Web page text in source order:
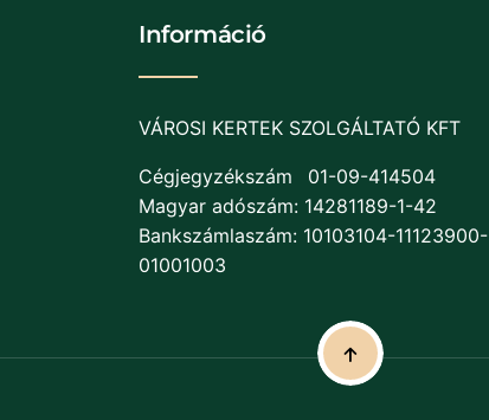
Információ
VÁROSI KERTEK SZOLGÁLTATÓ KFT
Cégjegyzékszám
01-09-414504
Magyar adószám: 14281189-1-42
Bankszámlaszám: 10103104-11123900-
01001003